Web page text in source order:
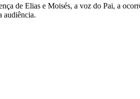
de Elias e Moisés, a voz do Pai, a
audiência.